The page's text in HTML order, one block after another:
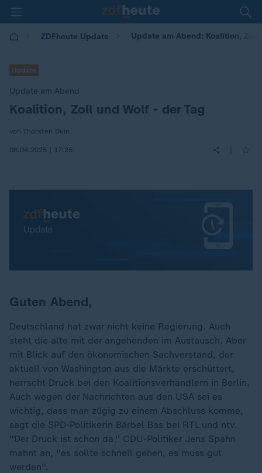
ZDFheute Update Update am Abend: Koalition, Zoll
Update
Update am Abend
:Koalition, Zoll und Wolf - der Tag
von Thorsten Duin
08.04.2025 | 17:25
Guten Abend,
Deutschland hat zwar nicht keine Regierung. Auch
steht die alte mit der angehenden im Austausch. Aber
mit Blick auf den ökonomischen Sachverstand, der
aktuell von Washington aus die Märkte erschüttert,
herrscht Druck bei den Koalitionsverhandlern in Berlin.
Auch wegen der Nachrichten aus den USA sei es
wichtig, dass man zügig zu einem Abschluss komme,
sagt die SPD-Politikerin Bärbel Bas bei RTL und ntv.
"Der Druck ist schon da." CDU-Politiker Jens Spahn
mahnt an, "es sollte schnell gehen, es muss gut
werden".